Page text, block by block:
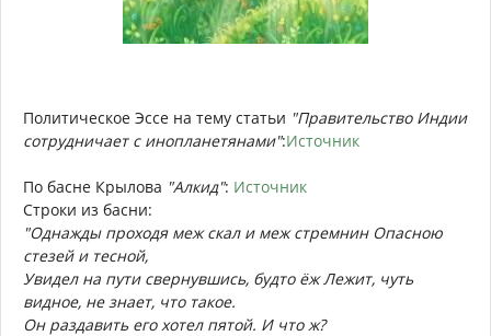
Политическое Эссе на тему статьи "Правительство Индии
сотрудничает с инопланетянами":Источник
По басне Крылова "Алкид": Источник
Строки из басни:
"Однажды проходя меж скал и меж стремнин Опасною
стезей и тесной,
Увидел на пути свернувшись, будто ёж Лежит, чуть
видное, не знает, что такое.
Он раздавить его хотел пятой. И что ж?